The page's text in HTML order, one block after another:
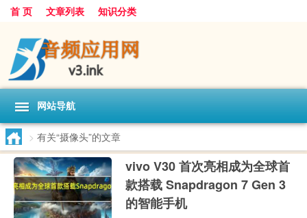
首 页 文章列表 知识分类
网站导航
> 有关“摄像头”的文章
vivo V30 首次亮相成为全球首
款搭载 Snapdragon 7 Gen 3
的智能手机